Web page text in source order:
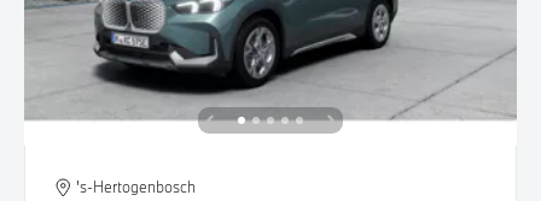
's-Hertogenbosch